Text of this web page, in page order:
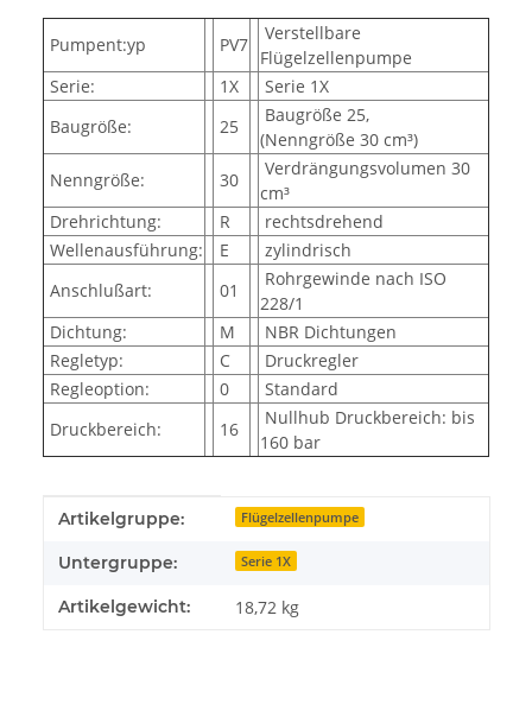
Pumpent:yp PV7
Verstellbare
Flügelzellenpumpe
Serie:
1X
Serie 1X
Baugröße:
25
Baugröße 25,
(Nenngröße 30 cm³)
Nenngröße:
30
Verdrängungsvolumen 30
cm³
Drehrichtung:
R
rechtsdrehend
Wellenausführung:
E
zylindrisch
Anschlußart:
01
Rohrgewinde nach ISO
228/1
Dichtung:
M
NBR Dichtungen
Regletyp:
C
Druckregler
Regleoption:
0
Standard
Druckbereich:
16
Nullhub Druckbereich: bis
160 bar
Produkteigenschaft
Wert
Artikelgruppe: Flügelzellenpumpe
Untergruppe: Serie 1X
Artikelgewicht: 18,72 kg